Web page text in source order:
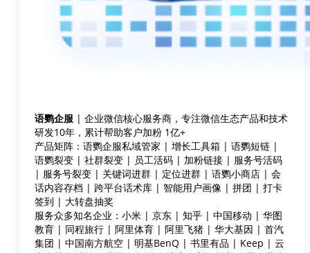
语鹦企服 | 企业微信核心服务商，专注微信生态产品和技术
研发10年，累计帮助客户加粉 1亿+
产品矩阵：语鹦企服私域管家 | 增长工具箱 | 语鹦短链 |
语鹦裂变 | 社群裂变 | 员工活码 | 加粉链接 | 服务号活码
| 服务号裂变 | 关键词进群 | 定位进群 | 语鹦小商店 | 会
话内容存档 | 跨平台话术库 | 智能用户画像 | 拼团 | 打卡
签到 | 大转盘抽奖
服务众多知名企业：小米 | 京东 | 知乎 | 中国移动 | 华图
教育 | 同程旅行 | 阿里体育 | 阿里飞猪 | 华大基因 | 首汽
集团 | 中国南方航空 | 明基BenQ | 书里有品 | Keep | 云